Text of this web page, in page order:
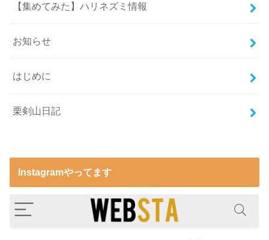
【集めてみた】ハリネズミ情報
お知らせ
はじめに
栗剣山日記
Instagramやってます